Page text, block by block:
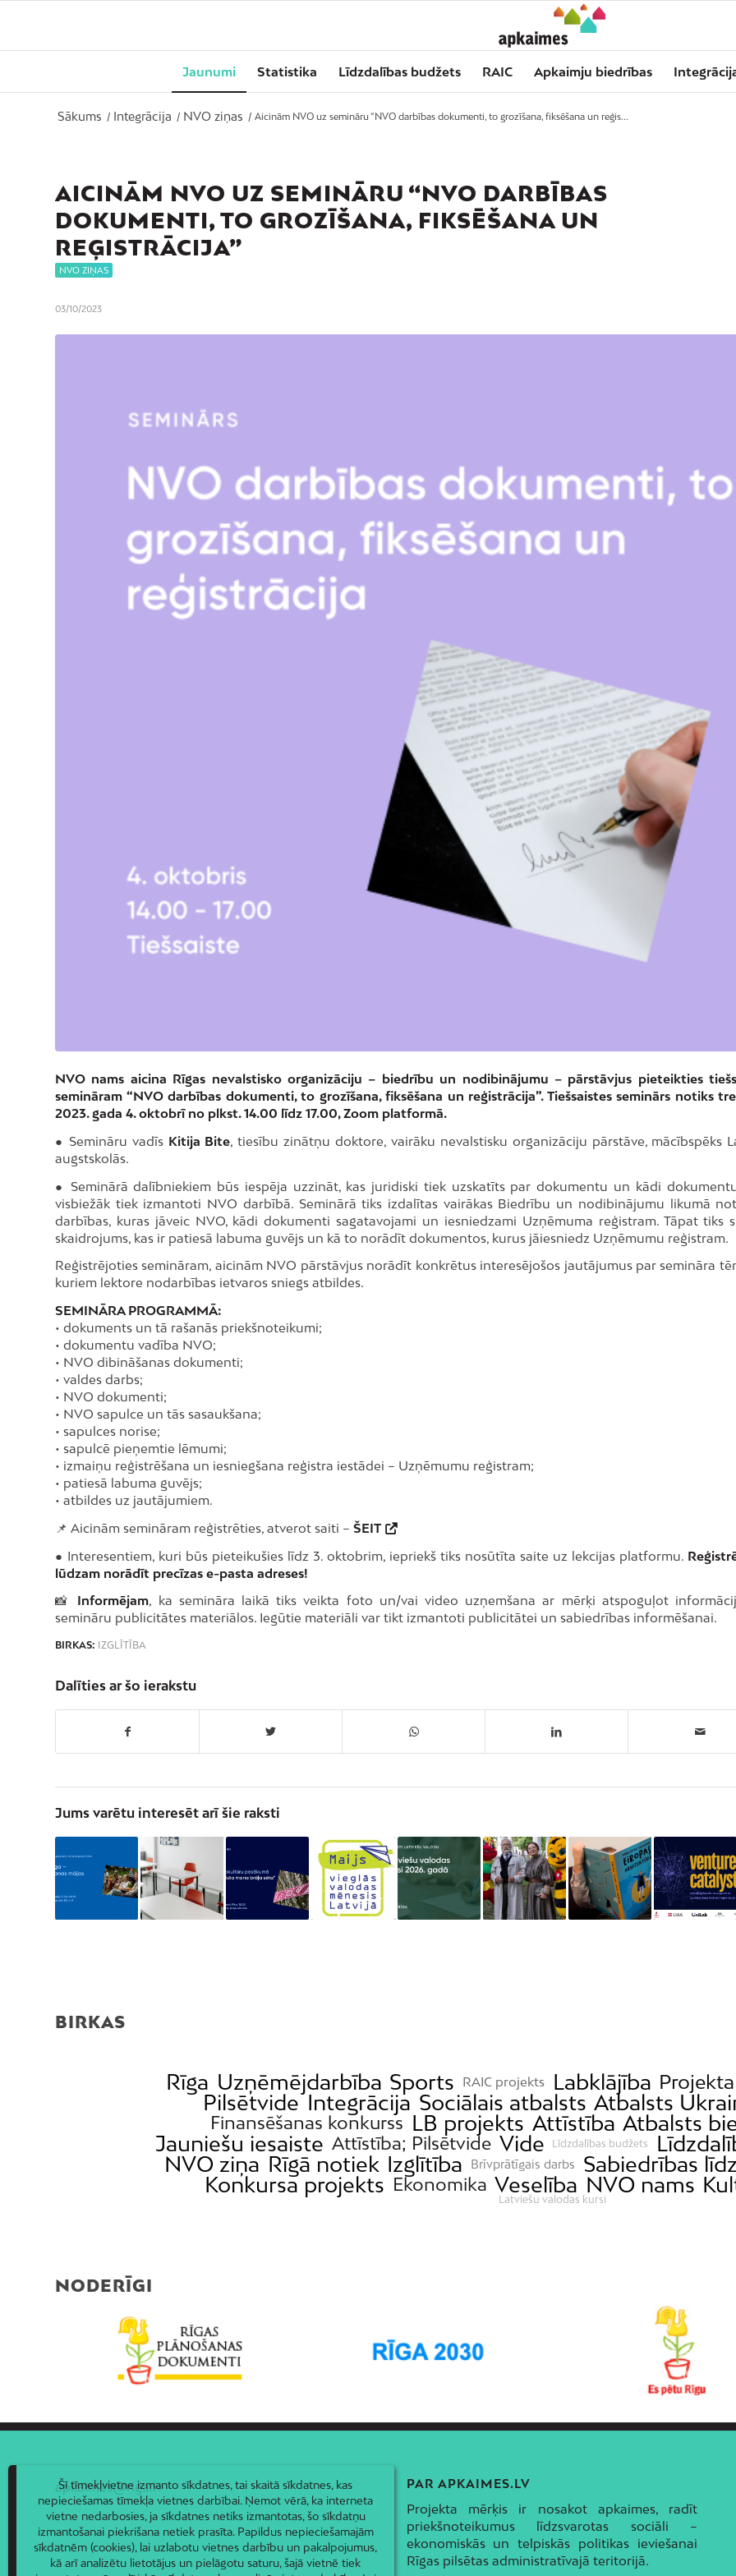
Jaunumi Statistika Līdzdalības budžets RAIC Apkaimju biedrības
Sākums / Integrācija / NVO ziņas / Aicinām NVO uz semināru “NVO darbības dokumenti, to grozīšana, fiksēšana un reģis...
AICINĀM NVO UZ SEMINĀRU “NVO DARBĪBAS
DOKUMENTI, TO GROZĪŠANA, FIKSĒŠANA UN
REĢISTRĀCIJA”
NVO ZIŅAS
03/10/2023
NVO nams aicina Rīgas nevalstisko organizāciju – biedrību un nodibinājumu – pārstāvjus pieteikties
semināram “NVO darbības dokumenti, to grozīšana, fiksēšana un reģistrācija”. Tiešsaistes seminārs notiks
2023. gada 4. oktobrī no plkst. 14.00 līdz 17.00, Zoom platformā.
● Semināru vadīs Kitija Bite, tiesību zinātņu doktore, vairāku nevalstisku organizāciju pārstāve, mācībspēks
augstskolās.
● Seminārā dalībniekiem būs iespēja uzzināt, kas juridiski tiek uzskatīts par dokumentu un kādi
visbiežāk tiek izmantoti NVO darbībā. Seminārā tiks izdalītas vairākas Biedrību un nodibinājumu likumā
darbības, kuras jāveic NVO, kādi dokumenti sagatavojami un iesniedzami Uzņēmuma reģistram. Tāpat tiks
skaidrojums, kas ir patiesā labuma guvējs un kā to norādīt dokumentos, kurus jāiesniedz Uzņēmumu reģistram.
Reģistrējoties semināram, aicinām NVO pārstāvjus norādīt konkrētus interesējošos jautājumus par semināra
kuriem lektore nodarbības ietvaros sniegs atbildes.
SEMINĀRA PROGRAMMĀ:
• dokuments un tā rašanās priekšnoteikumi;
• dokumentu vadība NVO;
• NVO dibināšanas dokumenti;
• valdes darbs;
• NVO dokumenti;
• NVO sapulce un tās sasaukšana;
• sapulces norise;
• sapulcē pieņemtie lēmumi;
• izmaiņu reģistrēšana un iesniegšana reģistra iestādei – Uzņēmumu reģistram;
• patiesā labuma guvējs;
• atbildes uz jautājumiem.
📌 Aicinām semināram reģistrēties, atverot saiti – ŠEIT
● Interesentiem, kuri būs pieteikušies līdz 3. oktobrim, iepriekš tiks nosūtīta saite uz lekcijas platformu.
lūdzam norādīt precīzas e-pasta adreses!
📸
Informējam, ka semināra laikā tiks veikta foto un/vai video uzņemšana ar mērķi atspoguļot
semināru publicitātes materiālos. Iegūtie materiāli var tikt izmantoti publicitātei un sabiedrības informēšanai.
BIRKAS: IZGLĪTĪBA
Dalīties ar šo ierakstu
Jums varētu interesēt arī šie raksti
BIRKAS
Rīga Uzņēmējdarbība Sports RAIC projekts Labklājība
Pilsētvide Integrācija Sociālais atbalsts Atbalsts
Finansēšanas konkurss LB projekts Attīstība Atbalsts
Jauniešu iesaiste Attīstība; Pilsētvide Vide Līdzdalības budžets
NVO ziņa Rīgā notiek Izglītība Brīvprātīgais darbs Sabiedrības
Konkursa projekts Ekonomika Veselība NVO nams
Latviešu valodas kursi
NODERĪGI
apkaimes@riga.lv PAR APKAIMES.LV
Projekta mērķis ir nosakot apkaimes, radīt
priekšnoteikumus līdzsvarotas sociāli –
ekonomiskās un telpiskās politikas ieviešanai
Rīgas pilsētas administratīvajā teritorijā.
Šī tīmekļvietne izmanto sīkdatnes, tai skaitā sīkdatnes, kas
nepieciešamas tīmekļa vietnes darbībai. Ņemot vērā, ka interneta
vietne nedarbosies, ja sīkdatnes netiks izmantotas, šo sīkdatņu
izmantošanai piekrišana netiek prasīta. Papildus nepieciešamajām
sīkdatnēm (cookies), lai uzlabotu vietnes darbību un pakalpojumus,
kā arī analizētu lietotājus un pielāgotu saturu, šajā vietnē tiek